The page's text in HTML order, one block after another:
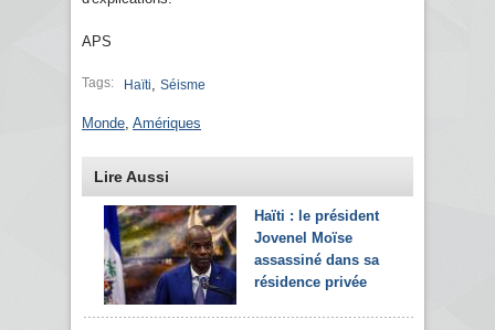
APS
Tags: Haïti Séisme
Monde Amériques
Lire Aussi
Haïti : le président
Jovenel Moïse
assassiné dans sa
résidence privée